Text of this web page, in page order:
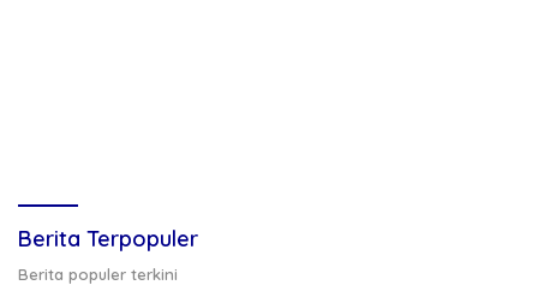
Berita Terpopuler
Berita populer terkini